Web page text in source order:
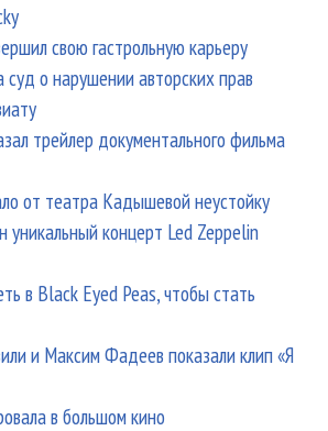
свою гастрольную карьеру
суд о нарушении авторских прав
трейлер документального фильма
от театра Кадышевой неустойку
уникальный концерт Led Zeppelin
в Black Eyed Peas, чтобы стать
и Максим Фадеев показали клип «Я
в большом кино